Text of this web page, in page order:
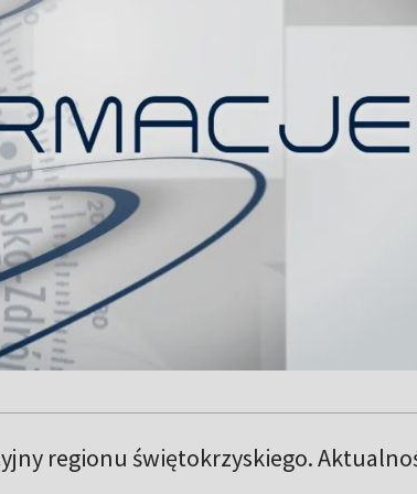
regionu świętokrzyskiego.